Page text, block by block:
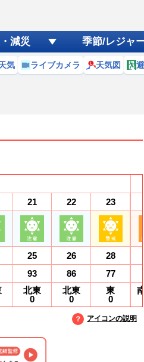
減災 季節/レジャ
気 ライブカメラ 天気図
21
25
93
北東
0
22
26
86
北東
0
23
28
77
東
0
アイコンの説明